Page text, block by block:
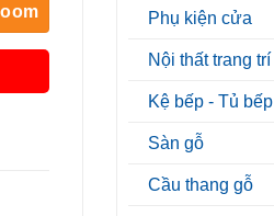
Phụ kiện cửa
Nội thất trang trí
Kệ bếp - Tủ bếp
Sàn gỗ
Cầu thang gỗ